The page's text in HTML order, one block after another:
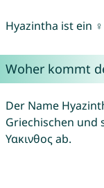
Hyazintha ist ein ♀
Woher kommt
Der Name
Griechischen und
Υακινθος ab.